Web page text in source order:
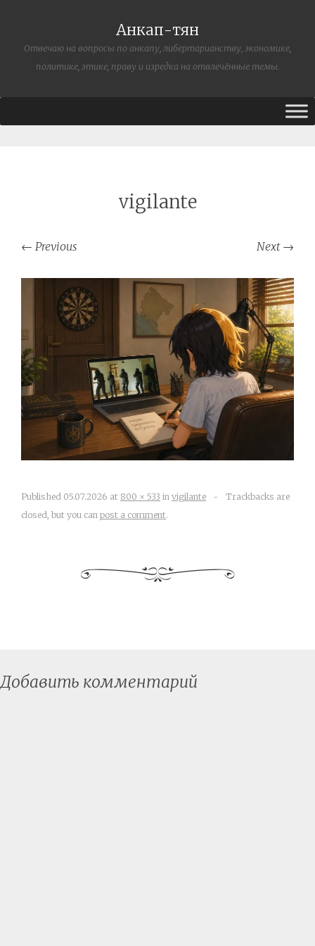
Анкап-тян
Отвечаю на вопросы по анкапу, либертарианству, экономике,
политике, этике, праву и изредка на отвлечённые темы.
vigilante
← Previous Next →
Published 05.07.2026 at 800 × 533 in vigilante ~
Trackbacks are
closed, but you can post a comment.
Добавить комментарий